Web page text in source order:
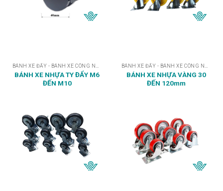
BÁNH XE ĐẨY - BÁNH XE CÔNG NGHIỆP
BÁNH XE NHỰA TY ĐẨY M6
ĐẾN M10
BÁNH XE ĐẨY - BÁNH XE CÔNG NGHIỆP
BÁNH XE NHỰA VÀNG 30
ĐẾN 120mm